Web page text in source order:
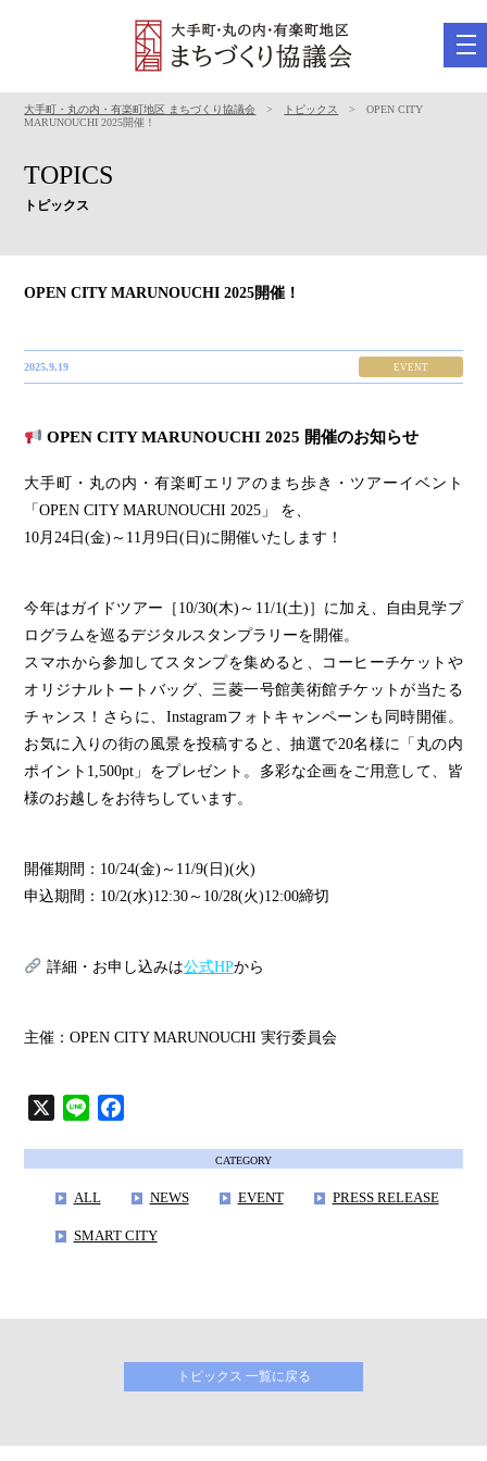
大手町・丸の内・有楽町地区 まちづくり協議会 > トピックス
> OPEN CITY
MARUNOUCHI 2025開催！
TOPICS
トピックス
OPEN CITY MARUNOUCHI 2025開催！
EVENT
2025.9.19
OPEN CITY MARUNOUCHI 2025 開催のお知らせ
大手町・丸の内・有楽町エリアのまち歩き・ツアーイベント
「OPEN CITY MARUNOUCHI 2025」 を、
10月24日(金)～11月9日(日)に開催いたします！
今年はガイドツアー［10/30(木)～11/1(土)］に加え、自由見学プ
ログラムを巡るデジタルスタンプラリーを開催。
スマホから参加してスタンプを集めると、コーヒーチケットや
オリジナルトートバッグ、三菱一号館美術館チケットが当たる
チャンス！さらに、Instagramフォトキャンペーンも同時開催。
お気に入りの街の風景を投稿すると、抽選で20名様に「丸の内
ポイント1,500pt」をプレゼント。多彩な企画をご用意して、皆
様のお越しをお待ちしています。
開催期間：10/24(金)～11/9(日)(火)
申込期間：10/2(水)12:30～10/28(火)12:00締切
詳細・お申し込みは公式HPから
主催：OPEN CITY MARUNOUCHI 実行委員会
X
o
CATEGORY
ALL NEWS EVENT PRESS RELEASE
SMART CITY
トピックス 一覧に戻る